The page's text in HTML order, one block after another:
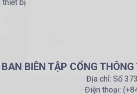
thiết bị
BAN BIÊN TẬP CỔNG
Địa chỉ: Số
Điện thoại: